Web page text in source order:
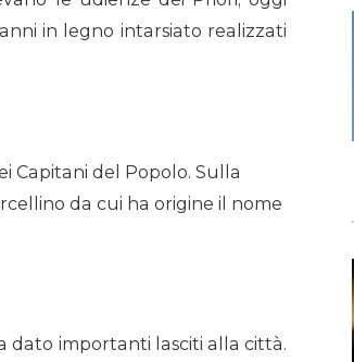
in legno intarsiato realizzati
Capitani del Popolo. Sulla
da cui ha origine il nome
dato importanti lasciti alla città.